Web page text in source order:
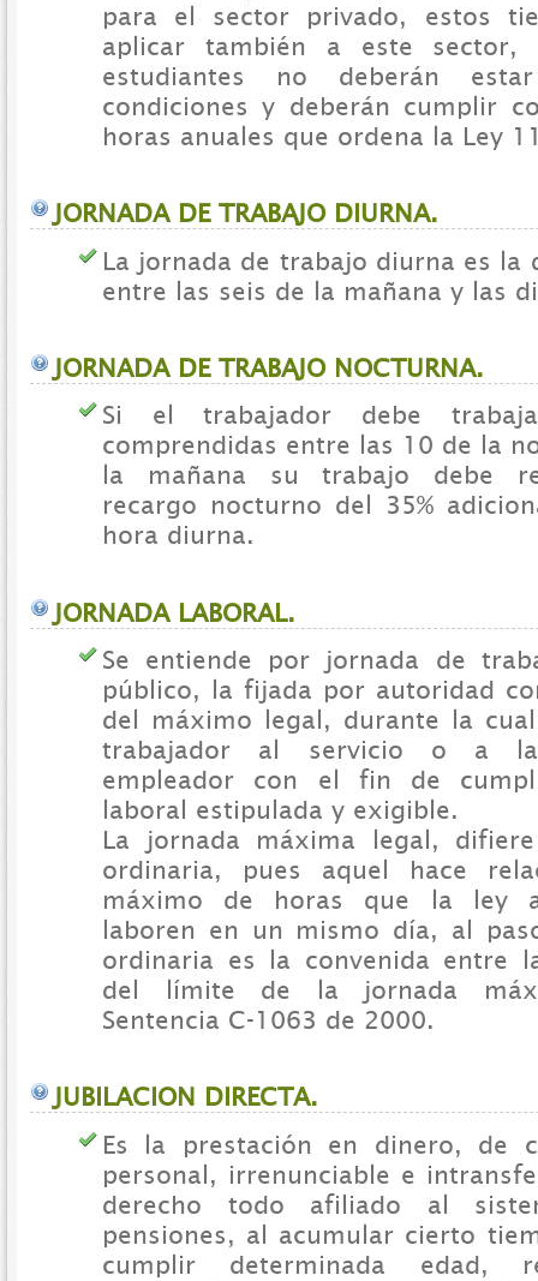
para el sector privado, estos
aplicar también a este sector,
estudiantes no deberán
condiciones y deberán cumplir
horas anuales que ordena la Ley
JORNADA DE TRABAJO DIURNA.
La jornada de trabajo diurna es la
entre las seis de la mañana y las
JORNADA DE TRABAJO NOCTURNA.
Si el trabajador debe
comprendidas entre las 10 de la
la mañana su trabajo debe
recargo nocturno del 35%
hora diurna.
JORNADA LABORAL.
Se entiende por jornada de
público, la fijada por autoridad
del máximo legal, durante la
trabajador al servicio o a
empleador con el fin de
laboral estipulada y exigible.
La jornada máxima legal,
ordinaria, pues aquel hace
máximo de horas que la ley
laboren en un mismo día, al
ordinaria es la convenida entre
del límite de la jornada
Sentencia C-1063 de 2000.
JUBILACION DIRECTA.
Es la prestación en dinero, de
personal, irrenunciable e
derecho todo afiliado al
pensiones, al acumular cierto
cumplir determinada edad,